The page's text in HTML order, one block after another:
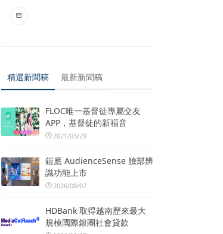
精選新聞稿 最新新聞稿
FLOC唯一基督徒專屬交友
APP，基督徒的新福音
2021/03/29
鎧應 AudienceSense 臉部辨
識功能上市
2026/08/07
HDBank 取得越南歷來最大
規模國際銀團社會貸款